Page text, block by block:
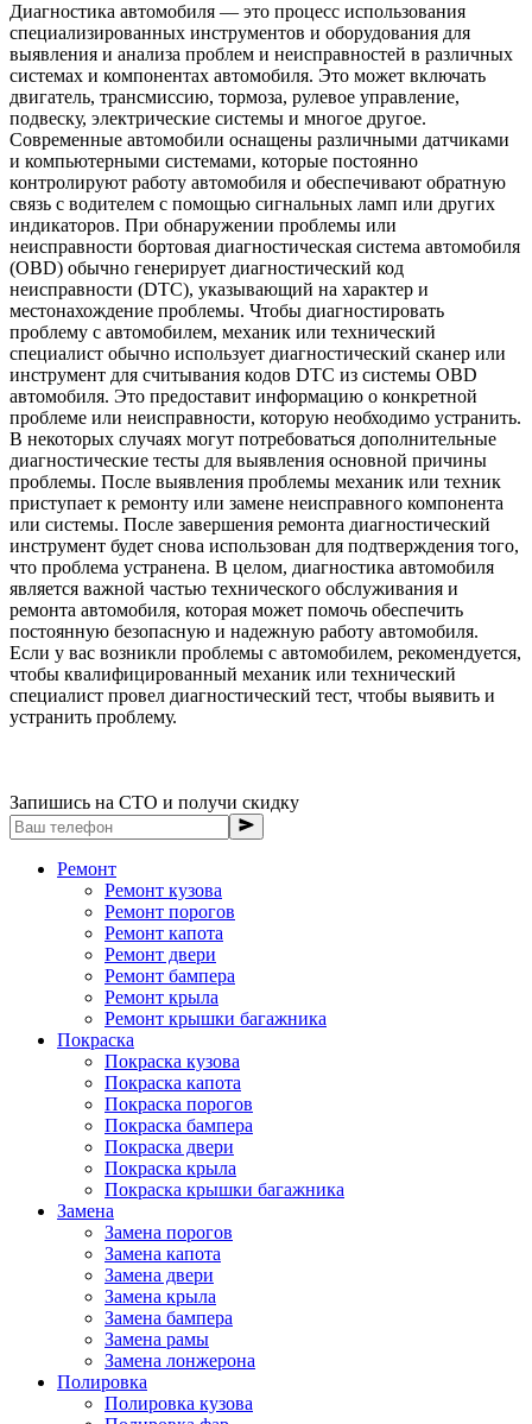
Диагностика автомобиля — это процесс использования
специализированных инструментов и оборудования для
выявления и анализа проблем и неисправностей в различных
системах и компонентах автомобиля. Это может включать
двигатель, трансмиссию, тормоза, рулевое управление,
подвеску, электрические системы и многое другое.
Современные автомобили оснащены различными датчиками
и компьютерными системами, которые постоянно
контролируют работу автомобиля и обеспечивают обратную
связь с водителем с помощью сигнальных ламп или других
индикаторов. При обнаружении проблемы или
неисправности бортовая диагностическая система автомобиля
(OBD) обычно генерирует диагностический код
неисправности (DTC), указывающий на характер и
местонахождение проблемы. Чтобы диагностировать
проблему с автомобилем, механик или технический
специалист обычно использует диагностический сканер или
инструмент для считывания кодов DTC из системы OBD
автомобиля. Это предоставит информацию о конкретной
проблеме или неисправности, которую необходимо устранить.
В некоторых случаях могут потребоваться дополнительные
диагностические тесты для выявления основной причины
проблемы. После выявления проблемы механик или техник
приступает к ремонту или замене неисправного компонента
или системы. После завершения ремонта диагностический
инструмент будет снова использован для подтверждения того,
что проблема устранена. В целом, диагностика автомобиля
является важной частью технического обслуживания и
ремонта автомобиля, которая может помочь обеспечить
постоянную безопасную и надежную работу автомобиля.
Если у вас возникли проблемы с автомобилем, рекомендуется,
чтобы квалифицированный механик или технический
специалист провел диагностический тест, чтобы выявить и
устранить проблему.
Запишись на СТО и получи скидку
Ремонт
Ремонт кузова
Ремонт порогов
Ремонт капота
Ремонт двери
Ремонт бампера
Ремонт крыла
Ремонт крышки багажника
Покраска
Покраска кузова
Покраска капота
Покраска порогов
Покраска бампера
Покраска двери
Покраска крыла
Покраска крышки багажника
Замена
Замена порогов
Замена капота
Замена двери
Замена крыла
Замена бампера
Замена рамы
Замена лонжерона
Полировка
Полировка кузова